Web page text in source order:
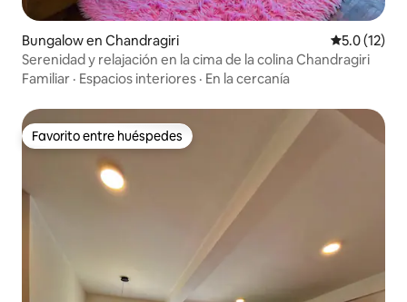
Bungalow en Chandragiri Calificación
5.0 (12)
Serenidad y relajación en la cima de la colina Chandragiri
Familiar · Espacios interiores · En la cercanía
Favorito entre huéspedes
Favorito entre huéspedes